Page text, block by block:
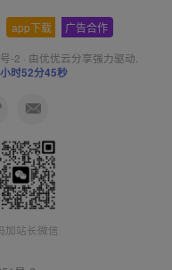
app下载 广告合作
-2 · 由优优云分享强力驱动.
时52分46秒
加站长微信